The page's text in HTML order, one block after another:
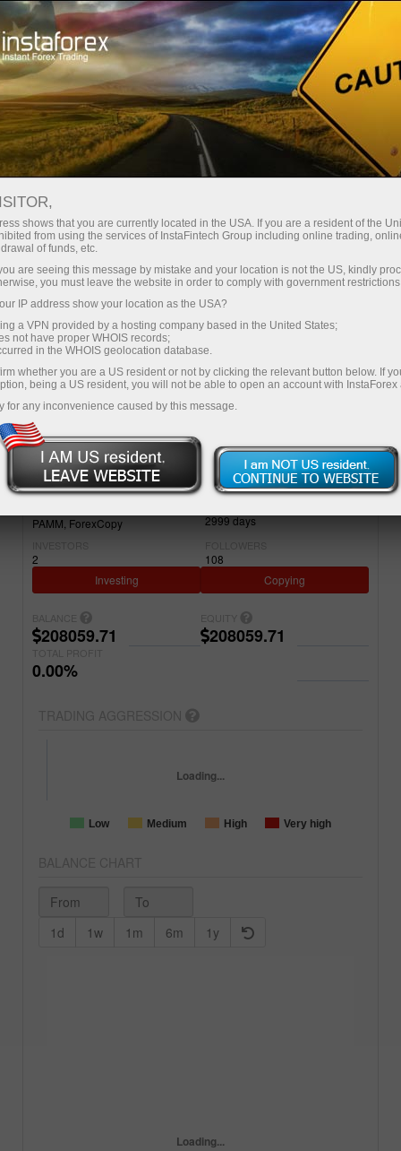
निवेशकों के लिए PAMM सिस्टम
खाता की निगरानी 20345572 - Topindexone
FOREX MONITORING
पैसे जमा करें
Simple Advanced
ACCOUNT
20345572
PROJECT NAME
Topindexone
PAMM ForexCopy 2999days
2
108
Investing
Copying
208059.71 208059.71
0.00%
Low Medium High Very high
Loading...
1d 1w 1m 6m 1y
Loading...
shows that you are currently located in the USA. If you are a resident of the
from using the services of InstaFintech Group including online trading,
of funds, etc.
are seeing this message by mistake and your location is not the US, kindly
you must leave the website in order to comply with government
IP address show your location as the USA?
a VPN provided by a hosting company based in the United States;
not have proper WHOIS records;
in the WHOIS geolocation database.
whether you are a US resident or not by clicking the relevant button below. If
being a US resident, you will not be able to open an account with InstaForex
for any inconvenience caused by this message.